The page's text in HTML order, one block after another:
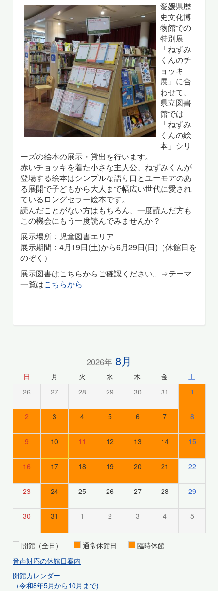
愛媛県歴
史文化博
物館での
特別展
「ねずみ
くんのチ
ョッキ
展」に合
わせて、
県立図書
館では
「ねずみ
くんの絵
本」シリ
ーズの絵本の展示・貸出を行います。
赤いチョッキを着た小さな主人公、ねずみくんが
登場する絵本はシンプルな語り口とユーモアのあ
る展開で子どもから大人まで幅広い世代に愛され
ているロングセラー絵本です。
読んだことがない方はもちろん、一度読んだ方も
この機会にもう一度読んでみませんか？
展示場所：児童図書エリア
展示期間：4月19日(土)から6月29日(日)（休館日を
のぞく）
展示図書はこちらからご確認ください。⇒テーマ
一覧はこちらから
2026年8月
日 月 火 水 木 金 土
26 27 28 29 30 31 1
2 3 4 5 6 7 8
9 10 11 12 13 14 15
16 17 18 19 20 21 22
23 24 25 26 27 28 29
30 31 1 2 3 4 5
開館（全日） 通常休館日
臨時休館
音声対応の休館日案内
開館カレンダー
（令和8年5月から10月まで)